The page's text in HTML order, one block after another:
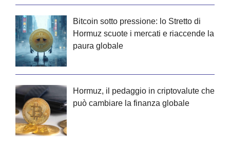
Bitcoin sotto pressione: lo Stretto di
Hormuz scuote i mercati e riaccende la
paura globale
Hormuz, il pedaggio in criptovalute che
può cambiare la finanza globale